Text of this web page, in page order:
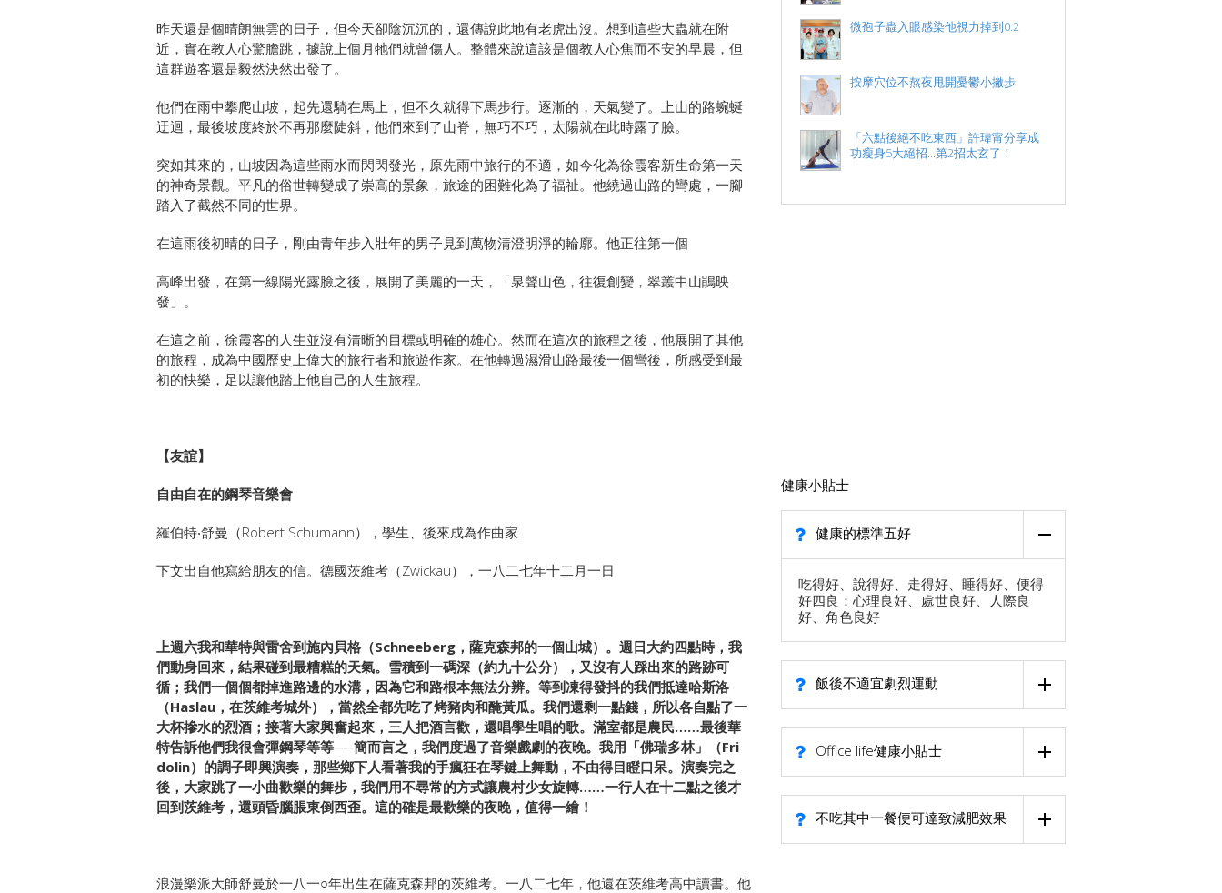
昨天還是個晴朗無雲的日子，但今天卻陰沉沉的， 還傳說此地有老虎出沒。想到這些大蟲就在附
近， 實在教人心驚膽跳，據說上個月牠們就曾傷人。 整體來說這該是個教人心焦而不安的早晨， 但
這群遊客還是毅然決然出發了。
他們在雨中攀爬山坡，起先還騎在馬上，但不久就得下馬步行。 逐漸的，天氣變了。上山的路蜿蜒
迂迴， 最後坡度終於不再那麼陡斜，他們來到了山脊，無巧不巧， 太陽就在此時露了臉。
突如其來的，山坡因為這些雨水而閃閃發光，原先雨中旅行的不適， 如今化為徐霞客新生命第一天
的神奇景觀。 平凡的俗世轉變成了崇高的景象，旅途的困難化為了福祉。 他繞過山路的彎處，一腳
踏入了截然不同的世界。
在這雨後初晴的日子， 剛由青年步入壯年的男子見到萬物清澄明淨的輪廓。他正往第一個
高峰出發，在第一線陽光露臉之後，展開了美麗的一天，「泉聲山色，往復創變，翠叢中山鵑映
發」。
在這之前，徐霞客的人生並沒有清晰的目標或明確的雄心。 然而在這次的旅程之後，他展開了其他
的旅程， 成為中國歷史上偉大的旅行者和旅遊作家。 在他轉過濕滑山路最後一個彎後，所感受到最
初的快樂， 足以讓他踏上他自己的人生旅程。
【友誼】
自由自在的鋼琴音樂會
羅伯特‧舒曼（Robert Schumann），學生、後來成為作曲家
下文出自他寫給朋友的信。德國茨維考（Zwickau）， 一八二七年十二月一日
上週六我和華特與雷舍到施內貝格（Schneeberg ， 薩克森邦的一個山城）。週日大約四點時，我
們動身回來， 結果碰到最糟糕的天氣。雪積到一碼深（約九十公分）， 又沒有人踩出來的路跡可
循；我們一個個都掉進路邊的水溝， 因為它和路根本無法分辨。等到凍得發抖的我們抵達哈斯洛
（Haslau ，在茨維考城外），當然全都先吃了烤豬肉和醃黃瓜。 我們還剩一點錢，所以各自點了一
大杯摻水的烈酒； 接著大家興奮起來，三人把酒言歡，還唱學生唱的歌。 滿室都是農民……最後華
特告訴他們我很會彈鋼琴等等──簡而言之，我們度過了音樂戲劇的夜晚。我用「佛瑞多林」（Fri
dolin）的調子即興演奏， 那些鄉下人看著我的手瘋狂在琴鍵上舞動，不由得目瞪口呆。 演奏完之
後，大家跳了一小曲歡樂的舞步， 我們用不尋常的方式讓農村少女旋轉……一行人在十二點之後才
回到茨維考，還頭昏腦脹東倒西歪。 這的確是最歡樂的夜晚，值得一繪！
浪漫樂派大師舒曼於一八一○年出生在薩克森邦的茨維考。 一八二七年，他還在茨維考高中讀書。 他
微孢子蟲入眼感染他視力掉到0.2
按摩穴位不熬夜甩開憂鬱小撇步
「六點後絕不吃東西」許瑋甯分享成
功瘦身5大絕招...第2招太玄了！
健康小貼士
健康的標準五好
吃得好、說得好、走得好、睡得好、便得
好四良：心理良好、處世良好、人際良
好、角色良好
飯後不適宜劇烈運動
Office life健康小貼士
不吃其中一餐便可達致減肥效果